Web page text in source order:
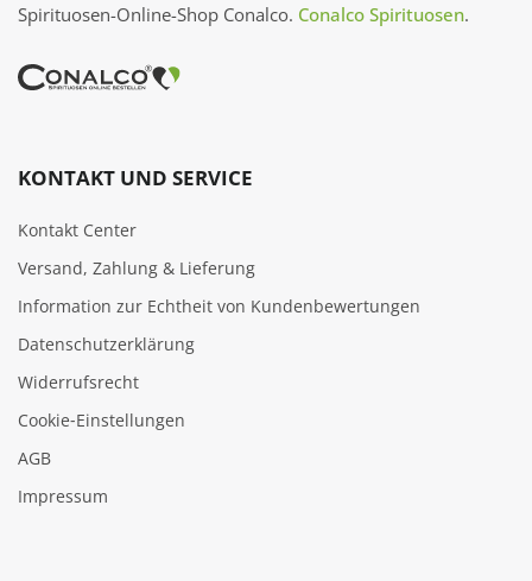
Spirituosen-Online-Shop Conalco. Conalco Spirituosen.
KONTAKT UND SERVICE
Kontakt Center
Versand, Zahlung & Lieferung
Information zur Echtheit von Kundenbewertungen
Datenschutzerklärung
Widerrufsrecht
Cookie‑Einstellungen
AGB
Impressum